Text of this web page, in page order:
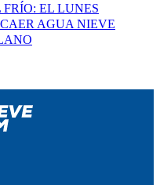
FRÍO: EL LUNES
AGUA NIEVE